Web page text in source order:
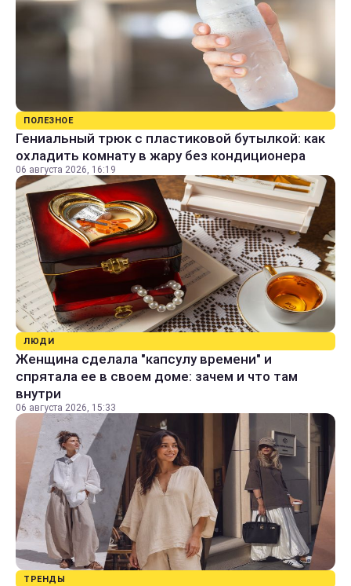
ПОЛЕЗНОЕ
Гениальный трюк с пластиковой бутылкой: как
охладить комнату в жару без кондиционера
06 августа 2026, 16:19
ЛЮДИ
Женщина сделала "капсулу времени" и
спрятала ее в своем доме: зачем и что там
внутри
06 августа 2026, 15:33
ТРЕНДЫ